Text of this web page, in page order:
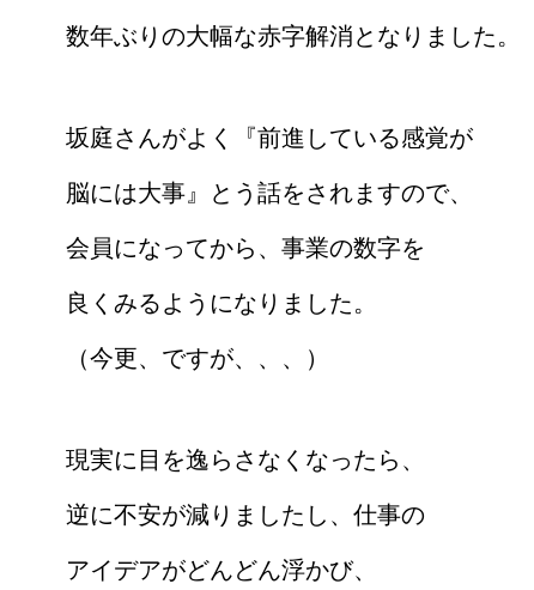
数年ぶりの大幅な赤字解消となりました。
坂庭さんがよく『前進している感覚が
脳には大事』とう話をされますので、
会員になってから、事業の数字を
良くみるようになりました。
（今更、ですが、、、）
現実に目を逸らさなくなったら、
逆に不安が減りましたし、仕事の
アイデアがどんどん浮かび、